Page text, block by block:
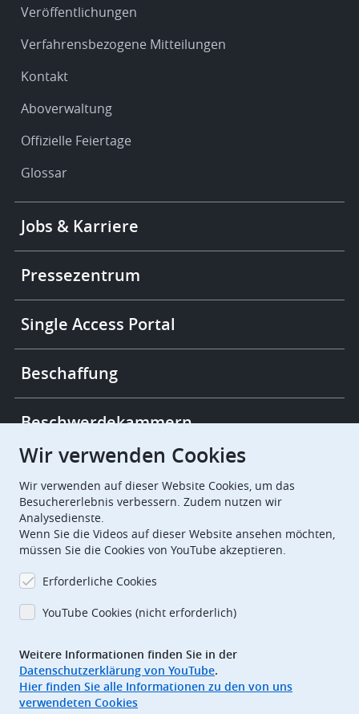
Veröffentlichungen
Verfahrensbezogene Mitteilungen
Kontakt
Aboverwaltung
Offizielle Feiertage
Glossar
More
links
Jobs & Karriere
Pressezentrum
Single Access Portal
Beschaffung
Beschwerdekammern
EuropeanPatentOffice
EPO Procurement
TheEPO
Wir verwenden Cookies
Wir verwenden auf dieser Website Cookies, um das
Besuchererlebnis verbessern. Zudem nutzen wir
Analysedienste.
Wenn Sie die Videos auf dieser Website ansehen möchten,
müssen Sie die Cookies von YouTube akzeptieren.
Erforderliche Cookies
YouTube Cookies (nicht erforderlich)
Weitere Informationen finden Sie in der
Datenschutzerklärung von YouTube.
Hier finden Sie alle Informationen zu den von uns
verwendeten Cookies